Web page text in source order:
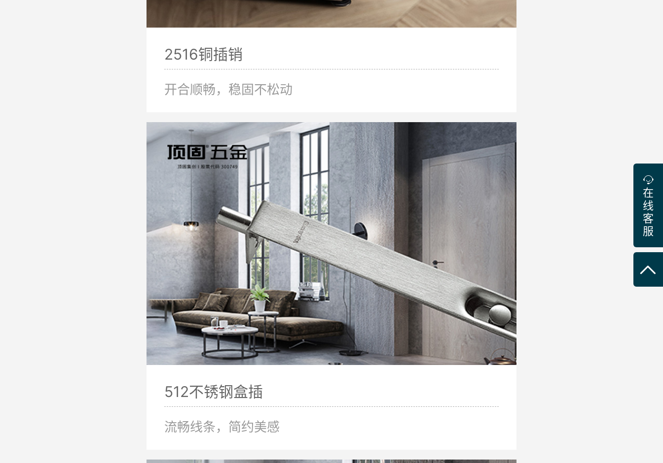
2516铜插销
开合顺畅，稳固不松动
512不锈钢盒插
流畅线条，简约美感
在
线
客
服